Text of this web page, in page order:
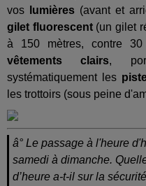
vos
lumières (avant et
gilet fluorescent(un gilet
à 150 mètres, contre
vêtements clairs,
systématiquement les
les trottoirs (sous peine
â° Le passage à l'heure
samedi à dimanche.
d’heure a-t-il sur la